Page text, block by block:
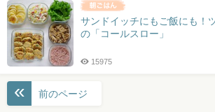
サンドイッチにもご飯にも！
の「コールスロー」
15975
投
稿
前のページ